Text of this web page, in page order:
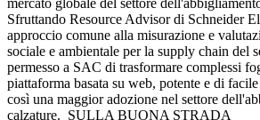
mercato globale del settore
Sfruttando Resource Advisor di Schneider
approccio comune alla misurazione e
sociale e ambientale per la supply chain del
permesso a SAC di trasformare complessi
piattaforma basata su web, potente e di
così una maggior adozione nel settore
calzature. SULLA BUONA STRADA